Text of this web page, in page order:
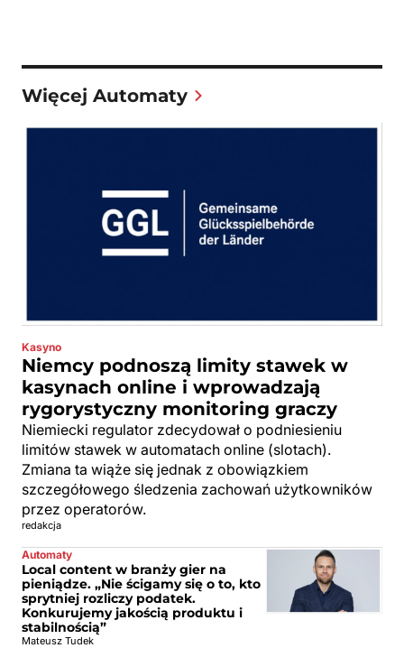
Więcej Automaty
Kasyno
Niemcy podnoszą limity stawek w
kasynach online i wprowadzają
rygorystyczny monitoring graczy
Niemiecki regulator zdecydował o podniesieniu
limitów stawek w automatach online (slotach).
Zmiana ta wiąże się jednak z obowiązkiem
szczegółowego śledzenia zachowań użytkowników
przez operatorów.
redakcja
Automaty
Local content w branży gier na
pieniądze. „Nie ścigamy się o to, kto
sprytniej rozliczy podatek.
Konkurujemy jakością produktu i
stabilnością”
Mateusz Tudek